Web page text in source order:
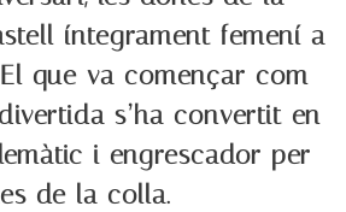
íntegrament femení a
que va començar com
s’ha convertit en
i engrescador per
de la colla.